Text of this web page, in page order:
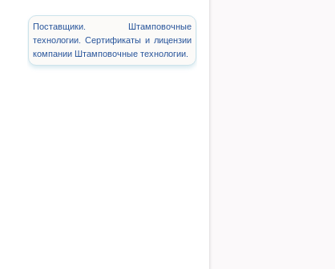
Поставщики. Штамповочные
технологии. Сертификаты и лицензии
компании Штамповочные технологии.